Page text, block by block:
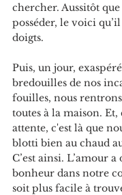
chercher. Aussitôt
posséder, le voici
doigts.
Puis, un jour,
bredouilles de nos
fouilles, nous
toutes à la maison.
attente, c'est là que
blotti bien au chaud
C’est ainsi. L’amour a
bonheur dans notre
soit plus facile à